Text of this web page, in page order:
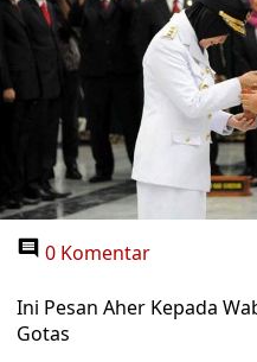
0 Komentar
Ini Pesan Aher Kepada
Gotas